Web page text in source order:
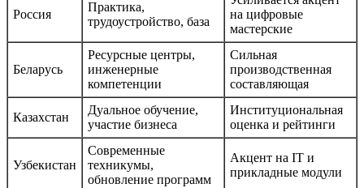
Россия
Практика,
трудоустройство, база
на цифровые
мастерские
Беларусь
Ресурсные центры,
инженерные
компетенции
Сильная
производственная
составляющая
Казахстан
Дуальное обучение,
участие бизнеса
Институциональная
оценка и рейтинги
Узбекистан
Современные
техникумы,
обновление программ
Акцент на IT и
прикладные модули